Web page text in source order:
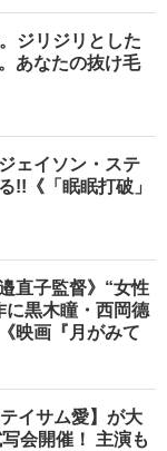
ジリジリとした
あなたの抜け毛
ェイソン・ステ
!!《「眠眠打破」
直子監督》“女性
に黒木瞳・西岡德
映画『月がみて
イサム愛】が大
会開催！ 主演も